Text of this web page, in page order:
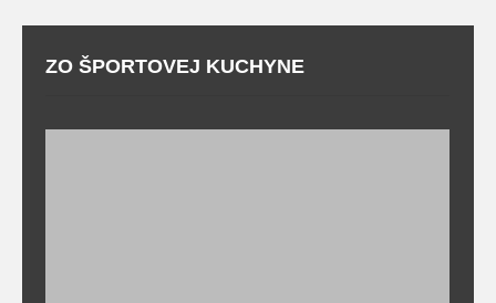
ZO ŠPORTOVEJ KUCHYNE